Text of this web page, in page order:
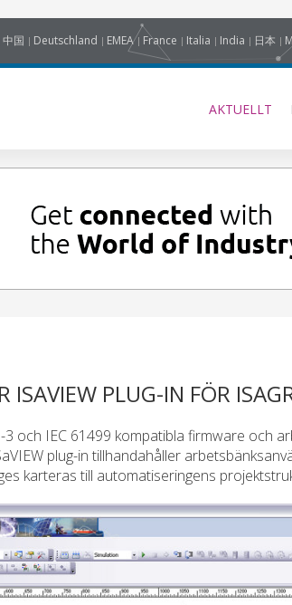
中国 Deutschland EMEA France Italia India 日本
AKTUELLT
ISAVIEW PLUG-IN FÖR
3 och IEC 61499 kompatibla firmware och
plug-in tillhandahåller
karteras till automatiseringens